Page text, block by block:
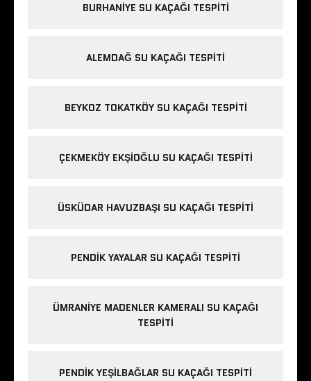
BURHANIYE SU KAÇAĞI TESPITI
ALEMDAĞ SU KAÇAĞI TESPITI
BEYKOZ TOKATKÖY SU KAÇAĞI TESPITI
ÇEKMEKÖY EKŞIOĞLU SU KAÇAĞI TESPITI
ÜSKÜDAR HAVUZBAŞI SU KAÇAĞI TESPITI
PENDIK YAYALAR SU KAÇAĞI TESPITI
ÜMRANIYE MADENLER KAMERALI SU KAÇAĞI
TESPITI
PENDIK YEŞILBAĞLAR SU KAÇAĞI TESPITI